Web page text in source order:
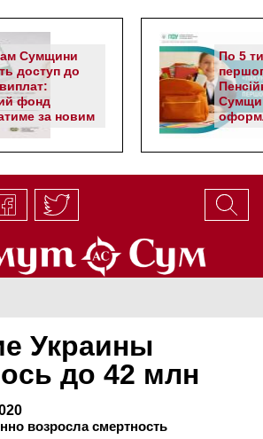
Сумщини
доступ до
виплат:
фонд
за новим
По 5
Украины
до 42 млн
возросла смертность